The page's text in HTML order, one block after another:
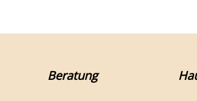
Beratung